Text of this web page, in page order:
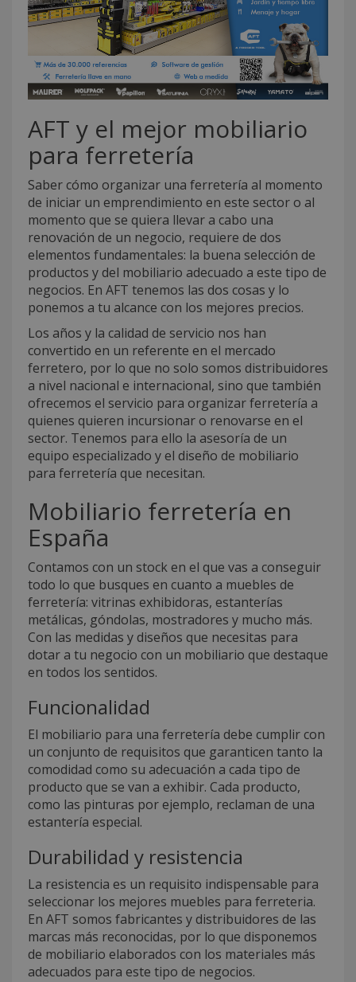
AFT y el mejor mobiliario
para ferretería
Saber cómo organizar una ferretería al momento
de iniciar un emprendimiento en este sector o al
momento que se quiera llevar a cabo una
renovación de un negocio, requiere de dos
elementos fundamentales: la buena selección de
productos y del mobiliario adecuado a este tipo de
negocios. En AFT tenemos las dos cosas y lo
ponemos a tu alcance con los mejores precios.
Los años y la calidad de servicio nos han
convertido en un referente en el mercado
ferretero, por lo que no solo somos distribuidores
a nivel nacional e internacional, sino que también
ofrecemos el servicio para organizar ferretería a
quienes quieren incursionar o renovarse en el
sector. Tenemos para ello la asesoría de un
equipo especializado y el diseño de mobiliario
para ferretería que necesitan.
Mobiliario ferretería en
España
Contamos con un stock en el que vas a conseguir
todo lo que busques en cuanto a muebles de
ferretería: vitrinas exhibidoras, estanterías
metálicas, góndolas, mostradores y mucho más.
Con las medidas y diseños que necesitas para
dotar a tu negocio con un mobiliario que destaque
en todos los sentidos.
Funcionalidad
El mobiliario para una ferretería debe cumplir con
un conjunto de requisitos que garanticen tanto la
comodidad como su adecuación a cada tipo de
producto que se van a exhibir. Cada producto,
como las pinturas por ejemplo, reclaman de una
estantería especial.
Durabilidad y resistencia
La resistencia es un requisito indispensable para
seleccionar los mejores muebles para ferreteria.
En AFT somos fabricantes y distribuidores de las
marcas más reconocidas, por lo que disponemos
de mobiliario elaborados con los materiales más
adecuados para este tipo de negocios.